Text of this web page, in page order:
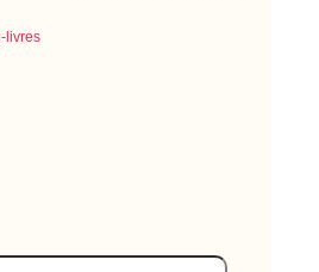
livres